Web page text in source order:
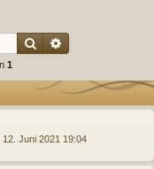
Suche
1
12. Juni 2021 19:04